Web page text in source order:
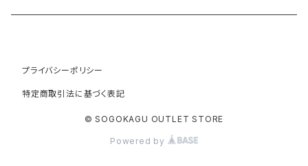
プライバシーポリシー
特定商取引法に基づく表記
© SOGOKAGU OUTLET STORE
Powered by